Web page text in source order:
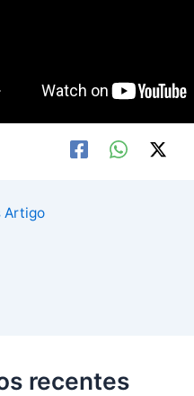
Artigo
recentes